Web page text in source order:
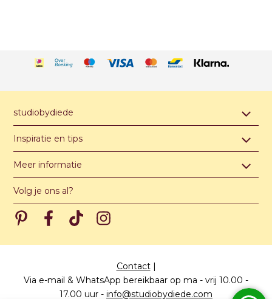
studiobydiede
Contact & afspraak maken
Over studiobydiede
Unieke illustratie of ontwerp
Algemene voorwaarden
Privacy verklaring
Inspiratie en tips
Hippe jongensnamen van A t/m Z
Hippe meisjesnamen van A t/m Z
Hippe unisex namen van A t/m Z
Meer informatie
Levertijden
Meest gestelde vragen
Prijzen
Volg je ons al?
PinterestPinterestPinterest
Contact|
Via e-mail & WhatsApp bereikbaar op ma - vrij 10.00 -
17.00 uur - info@studiobydiede.com